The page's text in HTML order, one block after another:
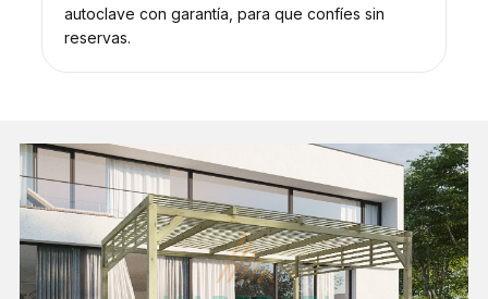
autoclave con garantía, para que confíes sin
reservas.